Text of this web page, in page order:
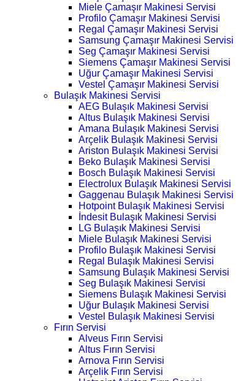
Miele Çamaşır Makinesi Servisi
Profilo Çamaşır Makinesi Servisi
Regal Çamaşır Makinesi Servisi
Samsung Çamaşır Makinesi Servisi
Seg Çamaşır Makinesi Servisi
Siemens Çamaşır Makinesi Servisi
Uğur Çamaşır Makinesi Servisi
Vestel Çamaşır Makinesi Servisi
Bulaşık Makinesi Servisi
AEG Bulaşık Makinesi Servisi
Altus Bulaşık Makinesi Servisi
Amana Bulaşık Makinesi Servisi
Arçelik Bulaşık Makinesi Servisi
Ariston Bulaşık Makinesi Servisi
Beko Bulaşık Makinesi Servisi
Bosch Bulaşık Makinesi Servisi
Electrolux Bulaşık Makinesi Servisi
Gaggenau Bulaşık Makinesi Servisi
Hotpoint Bulaşık Makinesi Servisi
İndesit Bulaşık Makinesi Servisi
LG Bulaşık Makinesi Servisi
Miele Bulaşık Makinesi Servisi
Profilo Bulaşık Makinesi Servisi
Regal Bulaşık Makinesi Servisi
Samsung Bulaşık Makinesi Servisi
Seg Bulaşık Makinesi Servisi
Siemens Bulaşık Makinesi Servisi
Uğur Bulaşık Makinesi Servisi
Vestel Bulaşık Makinesi Servisi
Fırın Servisi
Alveus Fırın Servisi
Altus Fırın Servisi
Arnova Fırın Servisi
Arçelik Fırın Servisi